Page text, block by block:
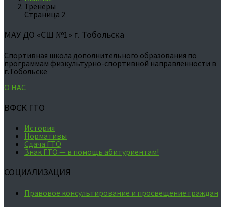
Тренеры
Страница 2
МАУ ДО «СШ №1» г. Тобольска
Спортивная школа дополнительного образования по
программам физкультурно-спортивной направленности в
г.Тобольске
О НАС
ВФСК ГТО
История
Нормативы
Сдача ГТО
Знак ГТО — в помощь абитуриентам!
СОЦИАЛИЗАЦИЯ
Правовое консультирование и просвещение граждан